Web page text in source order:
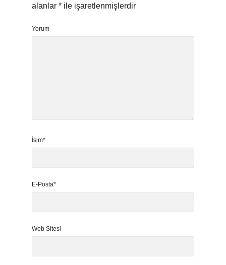
alanlar * ile işaretlenmişlerdir
Yorum
İsim*
E-Posta*
Web Sitesi